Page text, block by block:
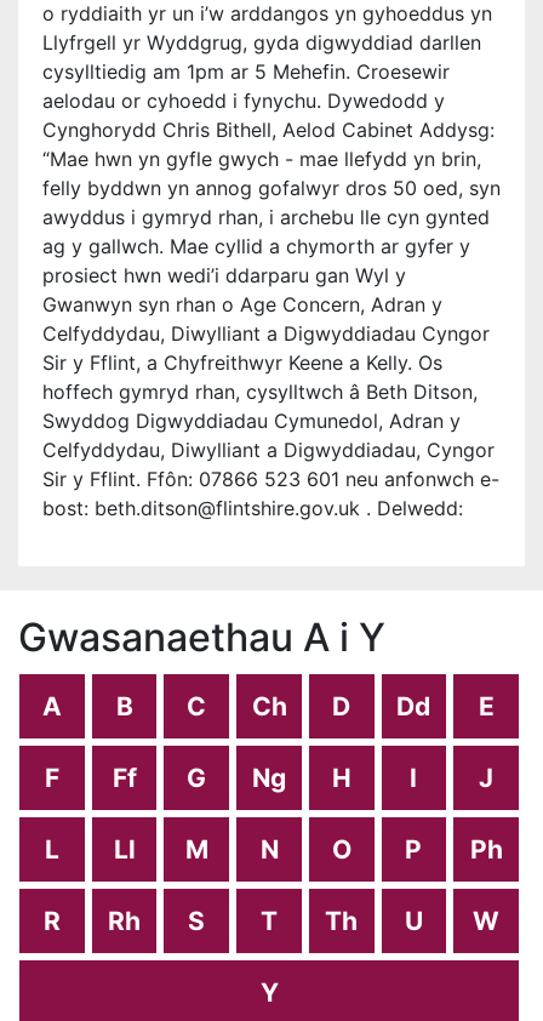
o ryddiaith yr un i’w arddangos yn gyhoeddus yn
Llyfrgell yr Wyddgrug, gyda digwyddiad darllen
cysylltiedig am 1pm ar 5 Mehefin. Croesewir
aelodau or cyhoedd i fynychu. Dywedodd y
Cynghorydd Chris Bithell, Aelod Cabinet Addysg:
“Mae hwn yn gyfle gwych - mae llefydd yn brin,
felly byddwn yn annog gofalwyr dros 50 oed, syn
awyddus i gymryd rhan, i archebu lle cyn gynted
ag y gallwch. Mae cyllid a chymorth ar gyfer y
prosiect hwn wedi’i ddarparu gan Wyl y
Gwanwyn syn rhan o Age Concern, Adran y
Celfyddydau, Diwylliant a Digwyddiadau Cyngor
Sir y Fflint, a Chyfreithwyr Keene a Kelly. Os
hoffech gymryd rhan, cysylltwch â Beth Ditson,
Swyddog Digwyddiadau Cymunedol, Adran y
Celfyddydau, Diwylliant a Digwyddiadau, Cyngor
Sir y Fflint. Ffôn: 07866 523 601 neu anfonwch e-
bost: beth.ditson@flintshire.gov.uk . Delwedd:
Gwasanaethau A i Y
A B C Ch D Dd E
F Ff G Ng H I J
L Ll M N O P Ph
R Rh S T Th U W
Y